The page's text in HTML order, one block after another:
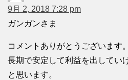
9月 2, 2018 7:28 pm
ガンガンさま
コメントありがとうございます。
長期で安定して利益を出してい
と思います。